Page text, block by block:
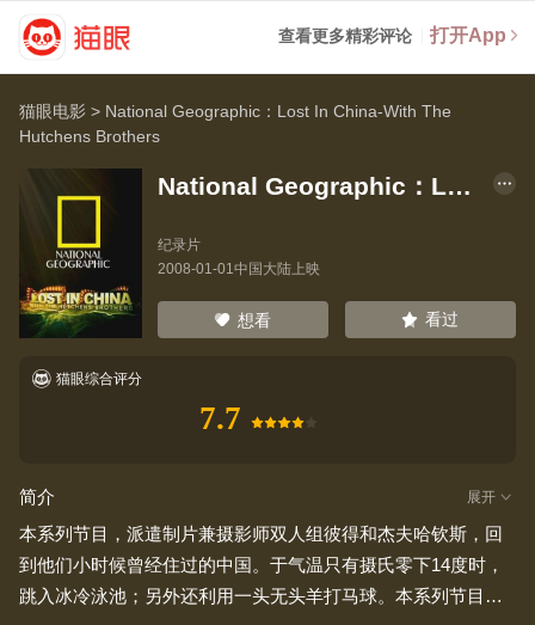
查看更多精彩评论 打开App
猫眼电影 > National Geographic：Lost In China-With The
Hutchens Brothers
National Geographic：Lost In China-With The Hutchens Brothers
纪录片
2008-01-01中国大陆上映
想看 看过
猫眼综合评分
7.7
简介 展开
本系列节目，派遣制片兼摄影师双人组彼得和杰夫哈钦斯，回
到他们小时候曾经住过的中国。于气温只有摄氏零下14度时，
跳入冰冷泳池；另外还利用一头无头羊打马球。本系列节目让